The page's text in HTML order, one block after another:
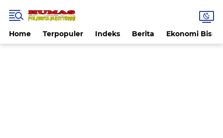
Home Terpopuler Indeks Berita Ekonomi Bisnis